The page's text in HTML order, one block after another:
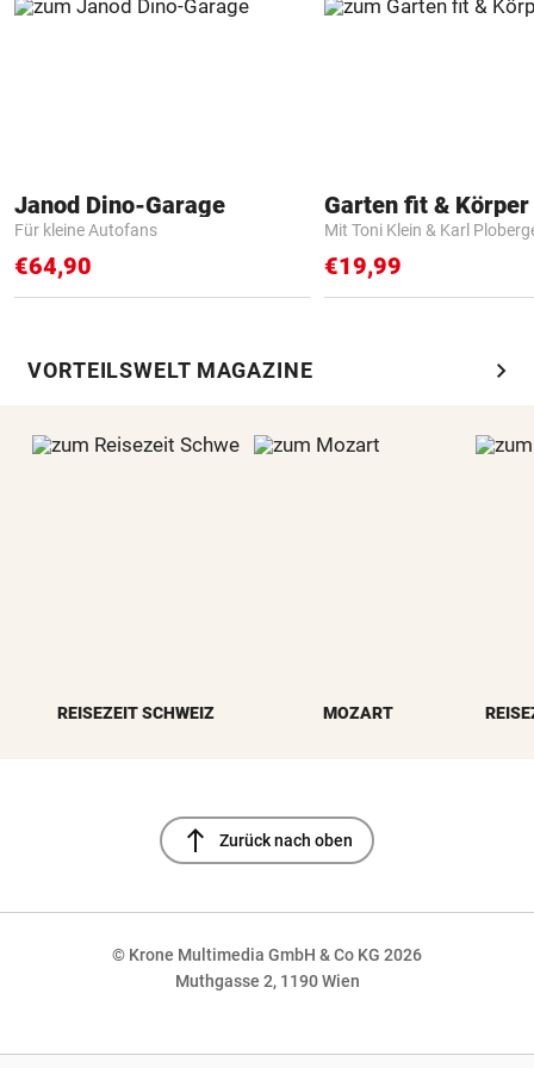
Janod Dino-Garage
Für kleine Autofans
€64,90
Garten fit &
Mit Toni Klein & Karl
€19,99
VORTEILSWELT MAGAZINE chevron_right
REISEZEIT SCHWEIZ MOZART
north Zurück nach oben
© Krone Multimedia GmbH & Co KG 2026
Muthgasse 2, 1190 Wien
NaN%